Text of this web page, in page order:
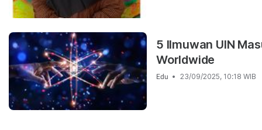
5 Ilmuwan UIN
Worldwide
Edu 23/09/2025, 10:18 WIB